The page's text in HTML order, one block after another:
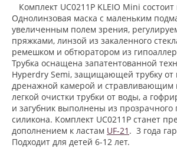
Комплект UC0211P KLEIO Mini
Однолинзовая маска с маленьким
увеличенным полем зрения,
пряжками, линзой из закаленного
ремешком и обтюратором из
Трубка оснащена запатентованной
Hyperdry Semi, защищающей трубку от
дренажной камерой и стравливающим
легкой очистки трубки от воды, а
и загубник выполнены из прозрачного
силикона. Комплект UC0211P станет
дополнением к ластам UF-21 . 3 года
Подходит для детей 6-12 лет.